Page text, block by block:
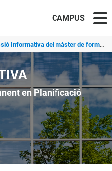
CAMPUS
Informativa del màster de formació permanent en Pl...
en Planificació